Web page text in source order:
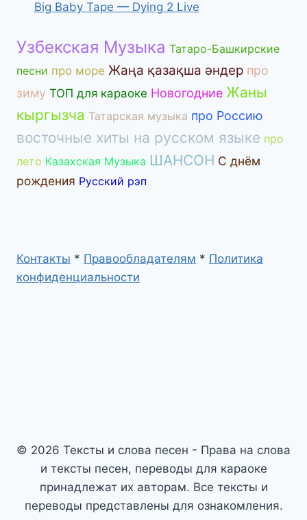
Big Baby Tape — Dying 2 Live
Узбекская Музыка Татаро-Башкирские
песни про море Жаңа қазақша әндер про
зиму ТОП для караоке Новогодние Жаны
кыргызча Татарская музыка про Россию
восточные хиты на русском языке про
лето Казахская Музыка ШАНСОН С днём
рождения Русский рэп
Контакты * Правообладателям * Политика
конфиденциальности
© 2026 Тексты и слова песен - Права на слова
и тексты песен, переводы для караоке
принадлежат их авторам. Все тексты и
переводы представлены для ознакомления.